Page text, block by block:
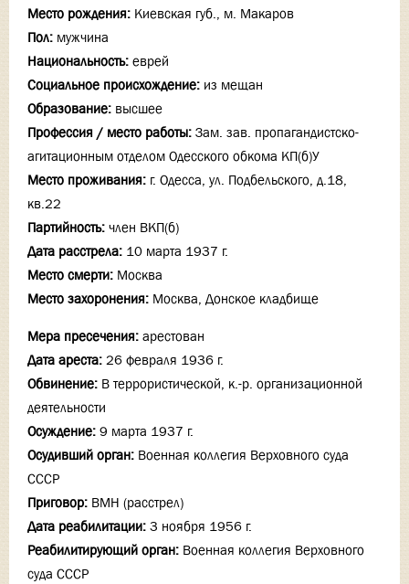
Место рождения: Киевская губ., м. Макаров
Пол: мужчина
Национальность: еврей
Социальное происхождение: из мещан
Образование: высшее
Профессия / место работы: Зам. зав. пропагандистско-
агитационным отделом Одесского обкома КП(б)У
Место проживания: г. Одесса, ул. Подбельского, д.18,
кв.22
Партийность: член ВКП(б)
Дата расстрела: 10 марта 1937 г.
Место смерти: Москва
Место захоронения: Москва, Донское кладбище
Мера пресечения: арестован
Дата ареста: 26 февраля 1936 г.
Обвинение: В террористической, к.-р. организационной
деятельности
Осуждение: 9 марта 1937 г.
Осудивший орган: Военная коллегия Верховного суда
СССР
Приговор: ВМН (расстрел)
Дата реабилитации: 3 ноября 1956 г.
Реабилитирующий орган: Военная коллегия Верховного
суда СССР